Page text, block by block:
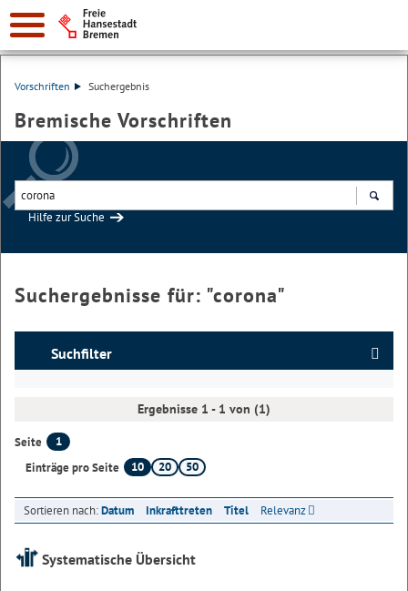
Vorschriften Suchergebnis
Bremische Vorschriften
Hilfe zur Suche
Suchergebnisse für: "corona"
Suchfilter
Ergebnisse 1 - 1 von (1)
Seite
1
Einträge pro Seite
10 20 50
Sortieren nach:Datum Inkrafttreten Titel Relevanz
Systematische Übersicht